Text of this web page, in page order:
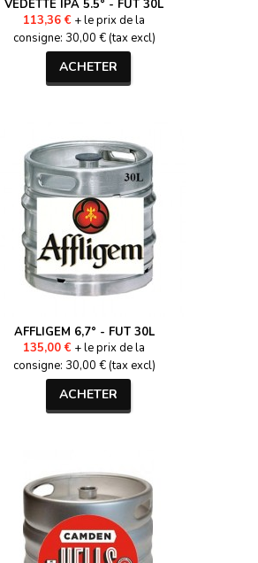
VEDETTE IPA 5.5° - FUT 30L
113,36 € + le prix de la
consigne: 30,00 € (tax excl)
ACHETER
AFFLIGEM 6,7° - FUT 30L
135,00 € + le prix de la
consigne: 30,00 € (tax excl)
ACHETER